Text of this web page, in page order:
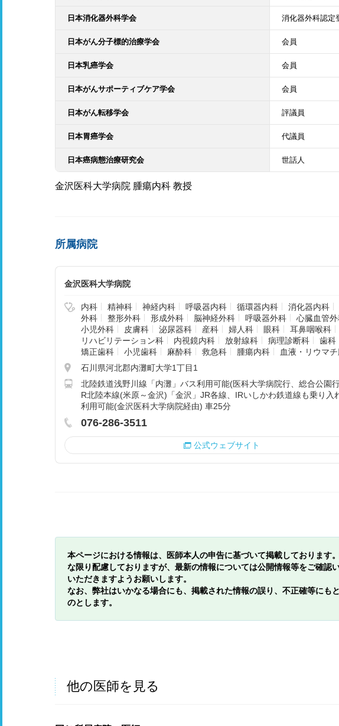
日本消化器外科学会 消化器外科認定
日本がん分子標的治療学会 会員
日本乳癌学会 会員
日本がんサポーティブケア学会 会員
日本がん転移学会 評議員
日本胃癌学会 代議員
日本癌病態治療研究会 世話人
金沢医科大学病院 腫瘍内科 教授
所属病院
金沢医科大学病院
内科 精神科 神経内科 呼吸器内科 循環器内科 消化器内科
外科
整形外科 形成外科 脳神経外科 呼吸器外科
心臓血管
小児外科
皮膚科 泌尿器科 産科 婦人科 眼科
耳鼻咽喉科
リハビリテーション科
内視鏡内科 放射線科 病理診断科
歯科
矯正歯科
小児歯科 麻酔科 救急科 腫瘍内科
血液・リウマ
石川県河北郡内灘町大学1丁目1
北陸鉄道浅野川線「内灘」バス利用可能(医科大学病院行、総合公園
R北陸本線(米原～金沢)「金沢」JR各線、IRいしかわ鉄道線も乗
利用可能(金沢医科大学病院経由) 車25分
076-286-3511
公式ウェブサイト
本ページにおける情報は、医師本人の申告に基づいて掲載しております
な限り配慮しておりますが、最新の情報については公開情報等をご確認
いただきますようお願いします。
なお、弊社はいかなる場合にも、掲載された情報の誤り、不正確等にも
のとします。
他の医師を見る